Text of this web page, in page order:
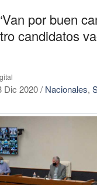
por buen
candidatos
Dic 2020/ Nacionales,